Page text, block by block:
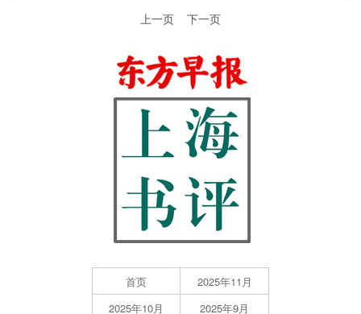
上一页 下一页
首页
2025年11月
2025年10月
2025年9月